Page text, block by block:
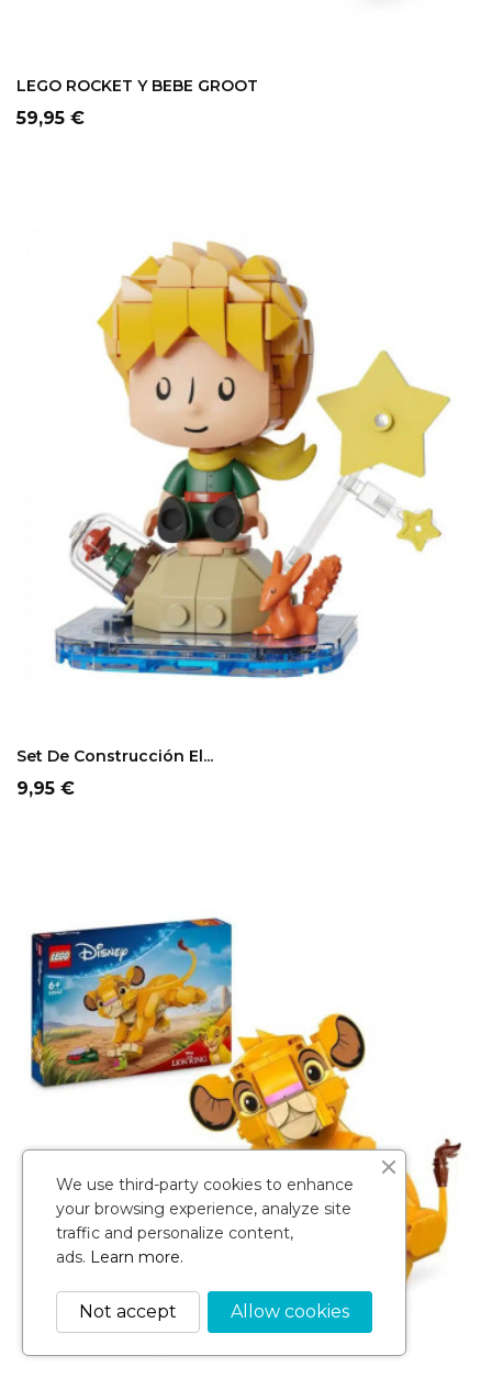
LEGO ROCKET Y BEBE GROOT
Precio
59,95 €
Set De Construcción El...
Precio
9,95 €
We use third-party cookies to enhance
your browsing experience, analyze site
traffic and personalize content,
ads. Learn more.
Allow cookies
Not accept